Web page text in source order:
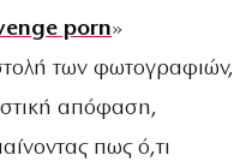
porn»
των φωτογραφιών,
απόφαση,
πως ό,τι